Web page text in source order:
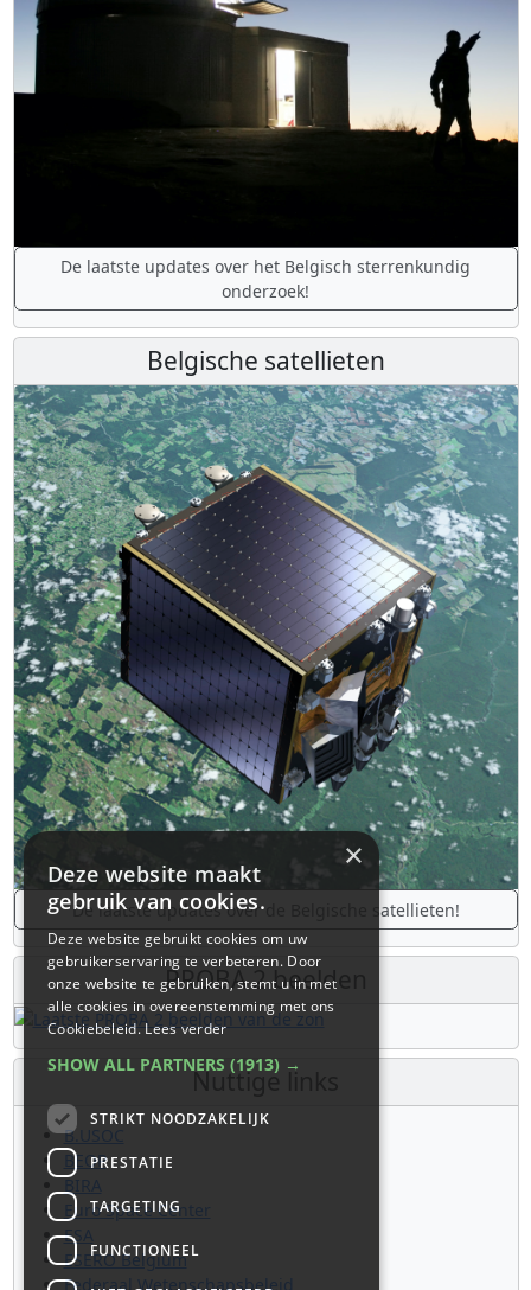
De laatste updates over het Belgisch sterrenkundig
onderzoek!
Belgische satellieten
De laatste updates over de Belgische satellieten!
PROBA 2 beelden
Nuttige links
B.USOC
BEOP
BIRA
Euro Space Center
ESA
ESERO Belgium
Federaal Wetenschapsbeleid
×
Deze website maakt
gebruik van cookies.
Deze website gebruikt cookies om uw
gebruikerservaring te verbeteren. Door
onze website te gebruiken, stemt u in met
alle cookies in overeenstemming met ons
Cookiebeleid.Lees verder
SHOW ALL PARTNERS (1913) →
STRIKT NOODZAKELIJK
PRESTATIE
TARGETING
FUNCTIONEEL